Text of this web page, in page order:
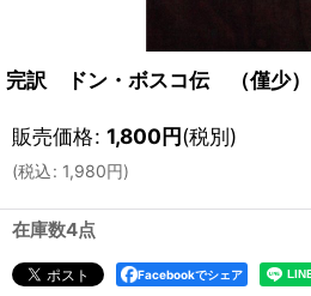
完訳 ドン・ボスコ伝 （僅少）
販売価格: 1,800円(税別)
(税込: 1,980円)
在庫数4点
Facebookでシェア